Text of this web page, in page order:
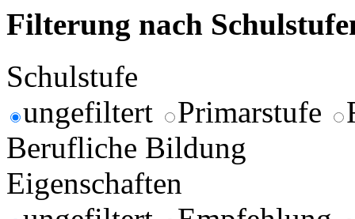
Filterung nach
Schulstufe
ungefiltert
Primarstufe
Berufliche Bildung
Eigenschaften